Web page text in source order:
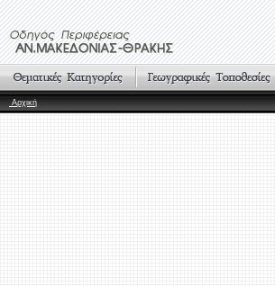
Αρχική